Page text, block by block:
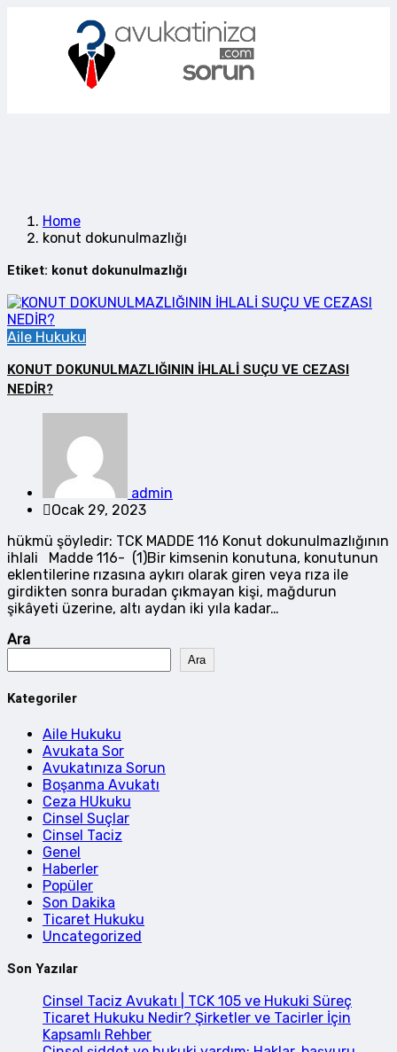
Home
konut dokunulmazlığı
Etiket: konut dokunulmazlığı
Aile Hukuku
KONUT DOKUNULMAZLIĞININ İHLALİ SUÇU VE CEZASI
NEDİR?
admin
Ocak 29, 2023
hükmü şöyledir: TCK MADDE 116 Konut dokunulmazlığının
ihlali Madde 116- (1)Bir kimsenin konutuna, konutunun
eklentilerine rızasına aykırı olarak giren veya rıza ile
girdikten sonra buradan çıkmayan kişi, mağdurun
şikâyeti üzerine, altı aydan iki yıla kadar…
Ara
Ara
Kategoriler
Aile Hukuku
Avukata Sor
Avukatınıza Sorun
Boşanma Avukatı
Ceza HUkuku
Cinsel Suçlar
Cinsel Taciz
Genel
Haberler
Popüler
Son Dakika
Ticaret Hukuku
Uncategorized
Son Yazılar
Cinsel Taciz Avukatı | TCK 105 ve Hukuki Süreç
Ticaret Hukuku Nedir? Şirketler ve Tacirler İçin
Kapsamlı Rehber